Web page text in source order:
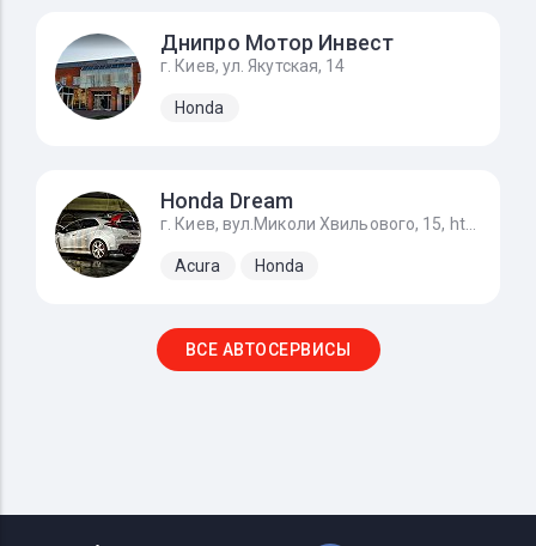
Днипро Мотор Инвест
г. Киев, ул. Якутская, 14
Honda
Honda Dream
г. Киев, вул.Миколи Хвильового, 15, https://g.page/STO_Honda?share
Acura Honda
ВСЕ АВТОСЕРВИСЫ